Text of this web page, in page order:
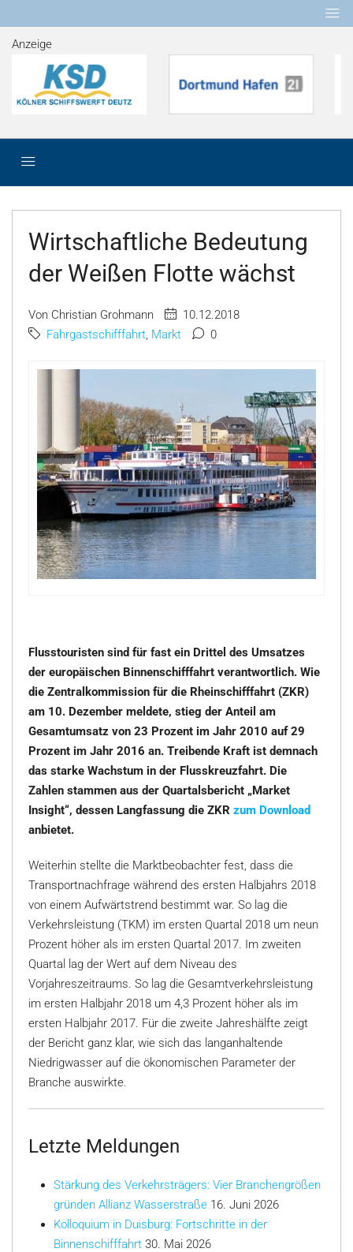
Anzeige
Wirtschaftliche Bedeutung
der Weißen Flotte wächst
Von Christian Grohmann
10.12.2018
Fahrgastschifffahrt, Markt 0
Flusstouristen sind für fast ein Drittel des Umsatzes
der europäischen Binnenschifffahrt verantwortlich. Wie
die Zentralkommission für die Rheinschifffahrt (ZKR)
am 10. Dezember meldete, stieg der Anteil am
Gesamtumsatz von 23 Prozent im Jahr 2010 auf 29
Prozent im Jahr 2016 an. Treibende Kraft ist demnach
das starke Wachstum in der Flusskreuzfahrt. Die
Zahlen stammen aus der Quartalsbericht „Market
Insight“, dessen Langfassung die ZKR zum Download
anbietet.
Weiterhin stellte die Marktbeobachter fest, dass die
Transportnachfrage während des ersten Halbjahrs 2018
von einem Aufwärtstrend bestimmt war. So lag die
Verkehrsleistung (TKM) im ersten Quartal 2018 um neun
Prozent höher als im ersten Quartal 2017. Im zweiten
Quartal lag der Wert auf dem Niveau des
Vorjahreszeitraums. So lag die Gesamtverkehrsleistung
im ersten Halbjahr 2018 um 4,3 Prozent höher als im
ersten Halbjahr 2017. Für die zweite Jahreshälfte zeigt
der Bericht ganz klar, wie sich das langanhaltende
Niedrigwasser auf die ökonomischen Parameter der
Branche auswirkte.
Letzte Meldungen
Stärkung des Verkehrsträgers: Vier Branchengrößen
gründen Allianz Wasserstraße 16. Juni 2026
Kolloquium in Duisburg: Fortschritte in der
Binnenschifffahrt 30. Mai 2026